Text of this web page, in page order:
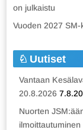
on julkaistu
Vuoden 2027
Uutiset
Vantaan
20.8.2026
Nuorten